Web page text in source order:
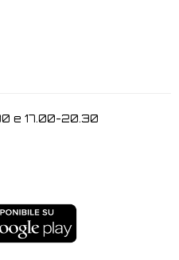
e 17.00-20.30